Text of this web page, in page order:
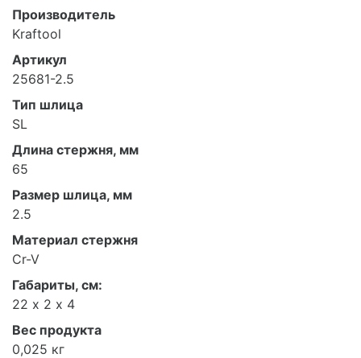
Производитель
Kraftool
Артикул
25681-2.5
Тип шлица
SL
Длина стержня, мм
65
Размер шлица, мм
2.5
Материал стержня
Cr-V
Габариты, см:
22 х 2 х 4
Вес продукта
0,025 кг